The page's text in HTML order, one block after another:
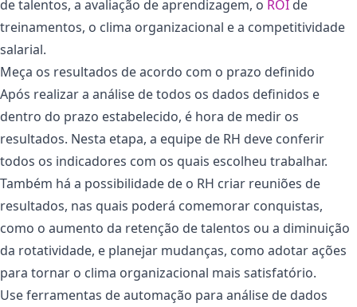
de talentos, a avaliação de aprendizagem, o ROI de
treinamentos, o clima organizacional e a competitividade
salarial.
Meça os resultados de acordo com o prazo definido
Após realizar a análise de todos os dados definidos e
dentro do prazo estabelecido, é hora de medir os
resultados. Nesta etapa, a equipe de RH deve conferir
todos os indicadores com os quais escolheu trabalhar.
Também há a possibilidade de o RH criar reuniões de
resultados, nas quais poderá comemorar conquistas,
como o aumento da retenção de talentos ou a diminuição
da rotatividade, e planejar mudanças, como adotar ações
para tornar o clima organizacional mais satisfatório.
Use ferramentas de automação para análise de dados